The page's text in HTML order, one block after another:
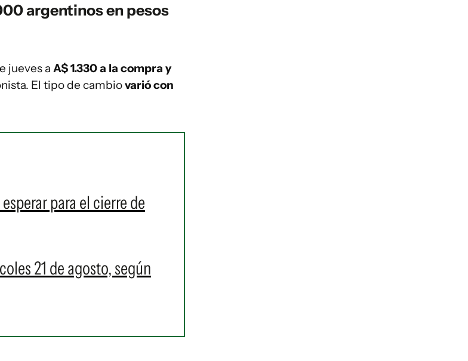
argentinos en pesos
jueves a A$ 1.330 a la compra y
El tipo de cambiovarió con
para el cierre de
21 de agosto, según